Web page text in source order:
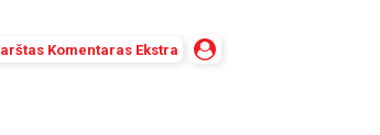
Komentaras Ekstra